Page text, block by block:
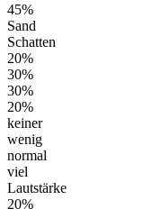
45%
Sand
Schatten
20%
30%
30%
20%
keiner
wenig
normal
viel
Lautstärke
20%